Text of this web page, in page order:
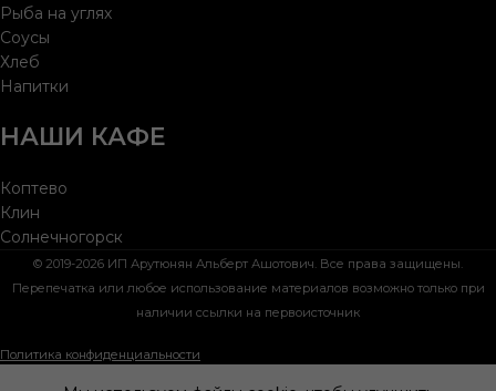
Рыба на углях
Соусы
Хлеб
Напитки
НАШИ КАФЕ
Коптево
Клин
Солнечногорск
© 2019-2026 ИП Арутюнян Альберт Ашотович. Все права защищены.
Перепечатка или любое использование материалов возможно только при
наличии ссылки на первоисточник
Политика конфиденциальности